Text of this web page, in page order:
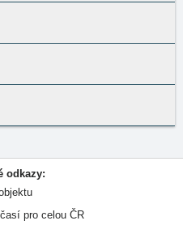
odkazy:
pro celou ČR